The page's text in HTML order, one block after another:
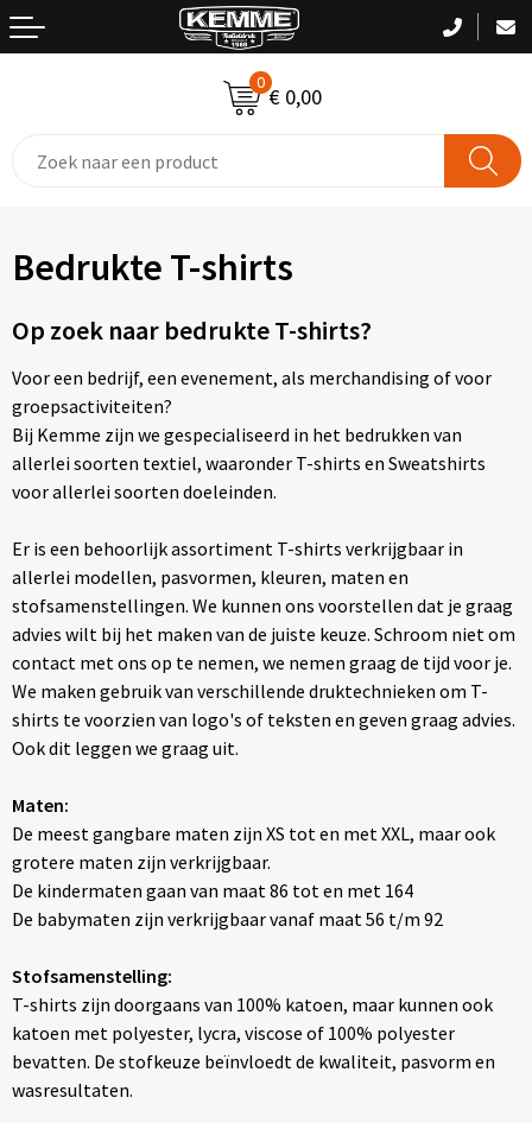
0
€ 0,00
Vesten
Overhemden
Handdoeken / Badtextiel
Blazers
Bodywarmers
Broeken en Rokken
Caps, Hoeden en Mutsen
Dekens, Fleecedekens en Kussens
Handschoenen en Sjaals
Kledingaccessoires
Peuters en Baby's
Regenkleding
Been- en voetbescherming
Caps, Hoeden en Mutsen
Gehoorbescherming
Gereedschap
Gilets
Handschoenen en Sjaals
Hoofdbescherming
Jassen
Kledingaccessoires
Ondergoed en Sokken
Overalls
Overhemden
Reflecterende polo's
Reflecterende vesten
Caps, Hoeden en Mutsen
Handschoenen en Sjaals
Jassen
Ondergoed en Sokken
Polo's
Sportaccessoires
Sweaters
T-Shirts
Boodschappentassen
Bowlingtassen
Crossbody tassen
Documententassen
Draagtassen
Duffeltassen
Heuptassen
Jute tassen
Katoenen draagtassen
Koeltassen en Koelboxen
Koffers en Trolleys
Matrozentassen
Opbergtassen
Bedrukte T-shirts
Op zoek naar bedrukte T-shirts?
Voor een bedrijf, een evenement, als merchandising of voor
groepsactiviteiten?
Bij Kemme zijn we gespecialiseerd in het bedrukken van
allerlei soorten textiel, waaronder T-shirts en Sweatshirts
voor allerlei soorten doeleinden.
Er is een behoorlijk assortiment T-shirts verkrijgbaar in
allerlei modellen, pasvormen, kleuren, maten en
stofsamenstellingen. We kunnen ons voorstellen dat je graag
advies wilt bij het maken van de juiste keuze. Schroom niet om
contact met ons op te nemen, we nemen graag de tijd voor je.
We maken gebruik van verschillende druktechnieken om T-
shirts te voorzien van logo's of teksten en geven graag advies.
Ook dit leggen we graag uit.
Maten:
De meest gangbare maten zijn XS tot en met XXL, maar ook
grotere maten zijn verkrijgbaar.
De kindermaten gaan van maat 86 tot en met 164
De babymaten zijn verkrijgbaar vanaf maat 56 t/m 92
Stofsamenstelling:
T-shirts zijn doorgaans van 100% katoen, maar kunnen ook
katoen met polyester, lycra, viscose of 100% polyester
bevatten. De stofkeuze beïnvloedt de kwaliteit, pasvorm en
wasresultaten.